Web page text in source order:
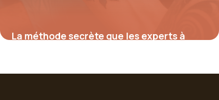
La méthode secrète que les experts à